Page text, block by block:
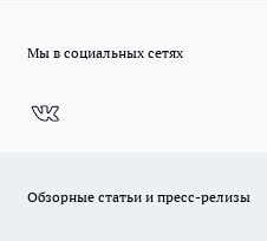
Мы в социальных сетях
Обзорные статьи и пресс-релизы